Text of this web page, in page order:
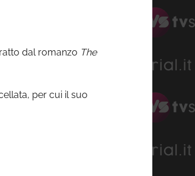
dal romanzo The
per cui il suo